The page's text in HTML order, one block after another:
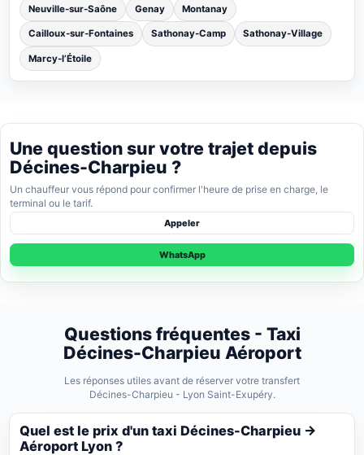
Neuville-sur-Saône Genay Montanay
Cailloux-sur-Fontaines Sathonay-Camp Sathonay-Village
Marcy-l’Étoile
Une question sur votre trajet depuis
Décines-Charpieu ?
Un chauffeur vous répond pour confirmer l'heure de prise en charge, le
terminal ou le tarif.
Appeler
WhatsApp
Questions fréquentes - Taxi
Décines-Charpieu Aéroport
Les réponses utiles avant de réserver votre transfert
Décines-Charpieu - Lyon Saint-Exupéry.
Quel est le prix d'un taxi Décines-Charpieu →
Aéroport Lyon ?